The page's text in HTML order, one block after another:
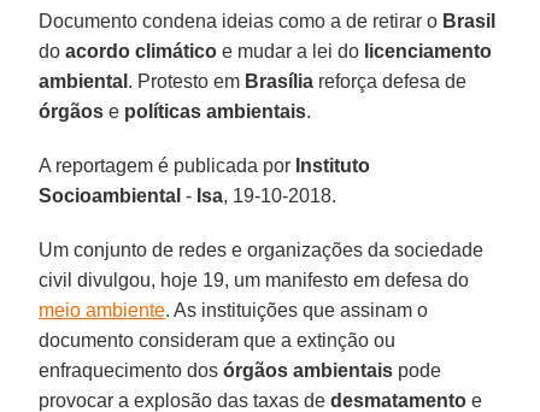
Documento condena ideias como a de retirar o Brasil
doacordo climático e mudar a lei do licenciamento
ambiental . Protesto em Brasília reforça defesa de
órgãose políticas ambientais.
A reportagem é publicada por Instituto
Socioambiental - Isa, 19-10-2018.
Um conjunto de redes e organizações da sociedade
civil divulgou, hoje 19, um manifesto em defesa do
meio ambiente. As instituições que assinam o
documento consideram que a extinção ou
enfraquecimento dosórgãos ambientais pode
provocar a explosão das taxas de desmatamento e